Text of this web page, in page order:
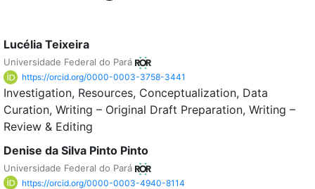
Lucélia Teixeira
Universidade Federal do Pará
https://orcid.org/0000-0003-3758-3441
Investigation Resources Conceptualization Data
Curation Writing – Original Draft Preparation Writing –
Review & Editing
Denise da Silva Pinto Pinto
Universidade Federal do Pará
https://orcid.org/0000-0003-4940-8114